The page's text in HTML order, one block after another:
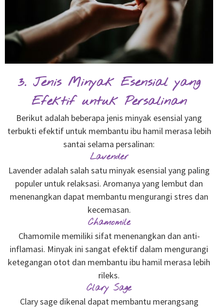
3. Jenis Minyak Esensial yang
Efektif untuk Persalinan
Berikut adalah beberapa jenis minyak esensial yang
terbukti efektif untuk membantu ibu hamil merasa lebih
santai selama persalinan:
Lavender
Lavender adalah salah satu minyak esensial yang paling
populer untuk relaksasi. Aromanya yang lembut dan
menenangkan dapat membantu mengurangi stres dan
kecemasan.
Chamomile
Chamomile memiliki sifat menenangkan dan anti-
inflamasi. Minyak ini sangat efektif dalam mengurangi
ketegangan otot dan membantu ibu hamil merasa lebih
rileks.
Clary Sage
Clary sage dikenal dapat membantu merangsang